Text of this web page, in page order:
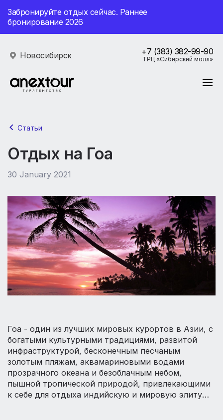
Забронируйте отдых сейчас. Раннее
бронирование 2026
Новосибирск +7 (383) 382-99-90
ТРЦ «Сибирский молл»
Статьи
Отдых на Гоа
30 January 2021
Гоа - один из лучших мировых курортов в Азии, с
богатыми культурными традициями, развитой
инфраструктурой, бесконечным песчаным
золотым пляжам, аквамариновыми водами
прозрачного океана и безоблачным небом,
пышной тропической природой, привлекающими
к себе для отдыха индийскую и мировую элиту…